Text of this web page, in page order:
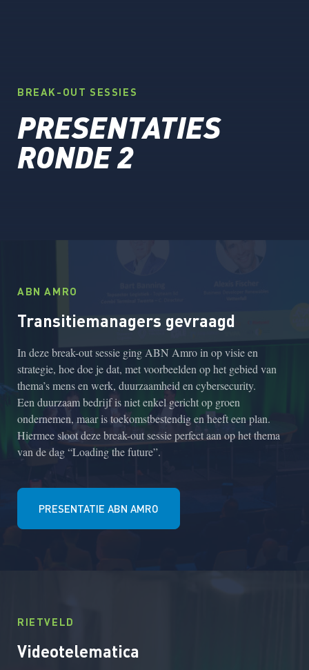
BREAK-OUT SESSIES
PRESENTATIES
RONDE 2
ABN AMRO
Transitiemanagers gevraagd
In deze break-out sessie ging ABN Amro in op visie en
strategie, hoe doe je dat, met voorbeelden op het gebied van
thema’s mens en werk, duurzaamheid en cybersecurity.
Een duurzaam bedrijf is niet enkel gericht op groen
ondernemen, maar is toekomstbestendig en heeft een plan.
Hiermee sloot deze break-out sessie perfect aan op het thema
van de dag “Loading the future”.
PRESENTATIE ABN AMRO
RIETVELD
Videotelematica